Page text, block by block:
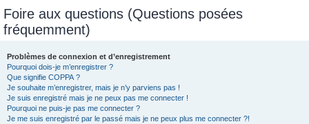
Foire aux questions (Questions posées
fréquemment)
Problèmes de connexion et d’enregistrement
Pourquoi dois-je m’enregistrer ?
Que signifie COPPA ?
Je souhaite m’enregistrer, mais je n’y parviens pas !
Je suis enregistré mais je ne peux pas me connecter !
Pourquoi ne puis-je pas me connecter ?
Je me suis enregistré par le passé mais je ne peux plus me connecter ?!